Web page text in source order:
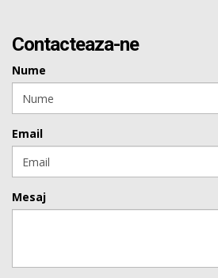
Contacteaza-ne
Nume
Email
Mesaj